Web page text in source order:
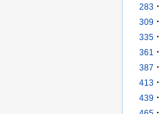
283 ·
309 ·
335 ·
361
·
387 ·
413 ·
439 ·